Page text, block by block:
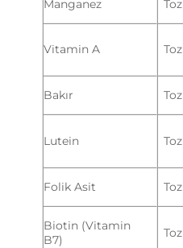
Manganez Toz
Vitamin A Toz
Bakır Toz
Lutein Toz
Folik Asit Toz
Biotin (Vitamin
B7)
Toz